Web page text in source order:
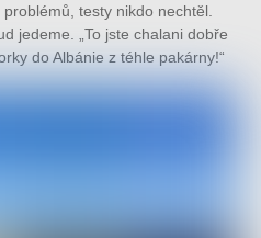
testy nikdo nechtěl.
jedeme. „To jste chalani dobře
do Albánie z téhle pakárny!“